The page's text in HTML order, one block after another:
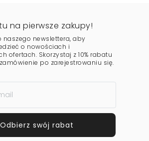
na pierwsze zakupy!
naszego newslettera, aby
o nowościach i
ofertach. Skorzystaj z 10% rabatu
po zarejestrowaniu się.